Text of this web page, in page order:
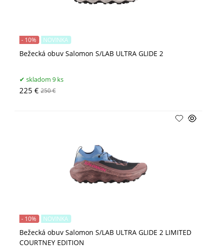
Bežecká obuv Salomon S/LAB ULTRA GLIDE 2
- 10% NOVINKA
skladom 9 ks
225 € 250 €
Bežecká obuv Salomon S/LAB ULTRA GLIDE 2 LIMITED
COURTNEY EDITION
- 10% NOVINKA